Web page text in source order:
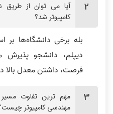
آیا می توان از
کامپیوتر شد؟
بله برخی دانشگاه‌ها
دیپلم، دانشجو پذیرش
فرصت، داشتن معدل بالا
مهم ترین تفاوت
مهندسی کامپیوتر